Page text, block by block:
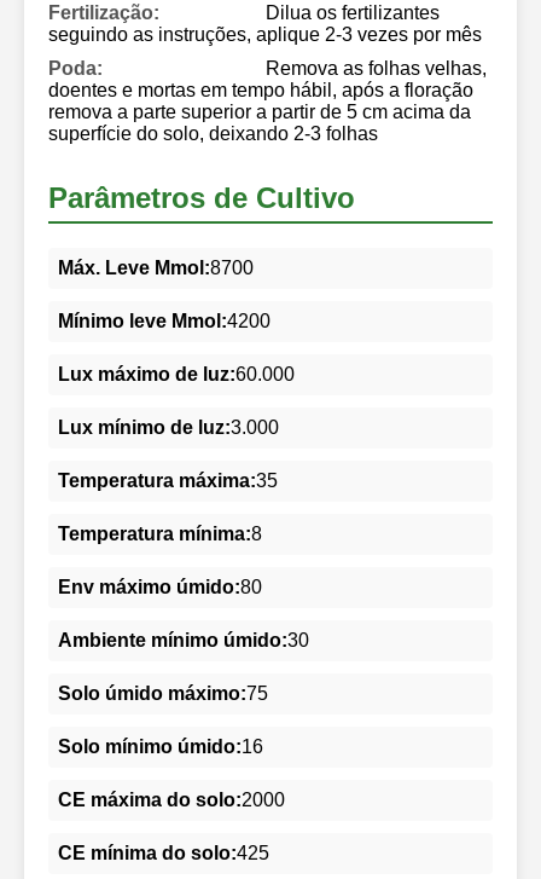
Fertilização:
Dilua os fertilizantes
seguindo as instruções, aplique 2-3 vezes por mês
Poda:
Remova as folhas velhas,
doentes e mortas em tempo hábil, após a floração
remova a parte superior a partir de 5 cm acima da
superfície do solo, deixando 2-3 folhas
Parâmetros de Cultivo
Máx. Leve Mmol:8700
Mínimo leve Mmol:4200
Lux máximo de luz:60.000
Lux mínimo de luz:3.000
Temperatura máxima:35
Temperatura mínima:8
Env máximo úmido:80
Ambiente mínimo úmido:30
Solo úmido máximo:75
Solo mínimo úmido:16
CE máxima do solo:2000
CE mínima do solo:425